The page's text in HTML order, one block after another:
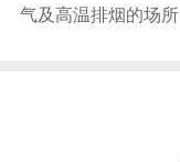
气及高温排烟的场所